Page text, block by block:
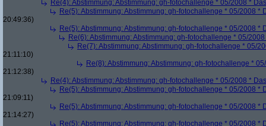
Re(4): Abstimmung: Abstimmung: gh-fotochallenge * 05/2008 *
Re(5): Abstimmung: Abstimmung: gh-fotochallenge * 05/2008 *
20:49:36)
Re(5): Abstimmung: Abstimmung: gh-fotochallenge * 05/2008 *
Re(6): Abstimmung: Abstimmung: gh-fotochallenge * 05/
Re(7): Abstimmung: Abstimmung: gh-fotochallenge * 05/
21:11:10)
Re(8): Abstimmung: Abstimmung: gh-fotochallenge *
21:12:38)
Re(4): Abstimmung: Abstimmung: gh-fotochallenge * 05/2008 *
Re(5): Abstimmung: Abstimmung: gh-fotochallenge * 05/2008 *
21:09:11)
Re(5): Abstimmung: Abstimmung: gh-fotochallenge * 05/2008 *
21:14:27)
Re(5): Abstimmung: Abstimmung: gh-fotochallenge * 05/2008 *